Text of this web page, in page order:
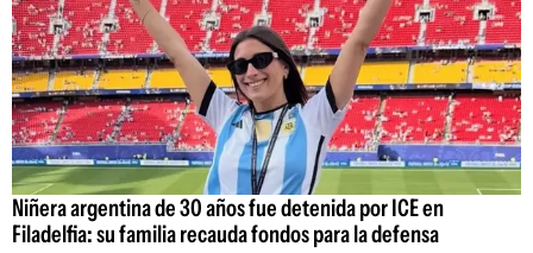
Niñera argentina de 30 años fue detenida por ICE en
Filadelfia: su familia recauda fondos para la defensa